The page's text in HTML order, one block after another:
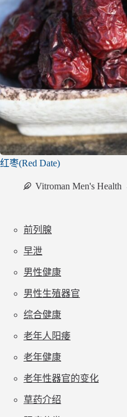
红枣(Red Date)
Vitroman Men's Health
前列腺
早泄
男性健康
男性生殖器官
综合健康
老年人阳痿
老年健康
老年性器官的变化
草药介绍